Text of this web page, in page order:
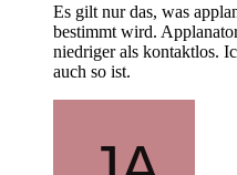
Es gilt nur das, was
bestimmt wird.
niedriger als kontaktlos.
auch so ist.